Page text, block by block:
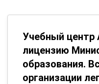
Учебный
лицензию
образования.
организации